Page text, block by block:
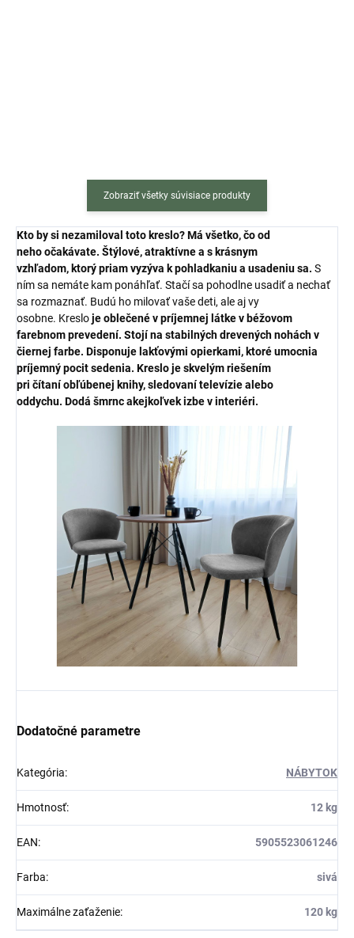
Zobraziť všetky súvisiace produkty
Kto by si nezamiloval toto kreslo?Má všetko, čo od
nehoočakávate. Štýlové, atraktívne a s krásnym
vzhľadom, ktorý priam vyzýva kpohladkaniu a usadeniu sa. S
ním sa nemáte kam ponáhľať. Stačí sa pohodlne usadiť a nechať
sa rozmaznať. Budú ho milovať vaše deti, ale aj vy
osobne. Kresloje oblečené v príjemnej látke v béžovom
farebnom prevedení. Stojí na stabilnýchdrevených nohách v
čiernej farbe. Disponuje lakťovými opierkami, ktoré umocnia
príjemný pocit sedenia. Kreslo je skvelým riešením
pri čítaníobľúbenej knihy,sledovaní televízie alebo
oddychu. Dodá šmrnc akejkoľvek izbe v interiéri.
Dodatočné parametre
Kategória: NÁBYTOK
Hmotnosť: 12 kg
EAN: 5905523061246
Farba: sivá
Maximálne zaťaženie: 120 kg